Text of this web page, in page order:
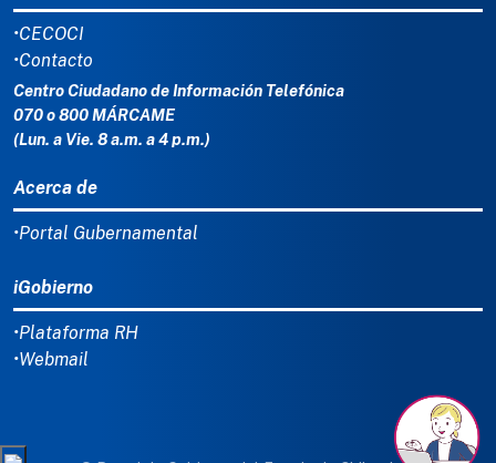
•CECOCI
•Contacto
Centro Ciudadano de Información Telefónica
070 o 800 MÁRCAME
(Lun. a Vie. 8 a.m. a 4 p.m.)
Acerca de
•Portal Gubernamental
iGobierno
•Plataforma RH
•Webmail